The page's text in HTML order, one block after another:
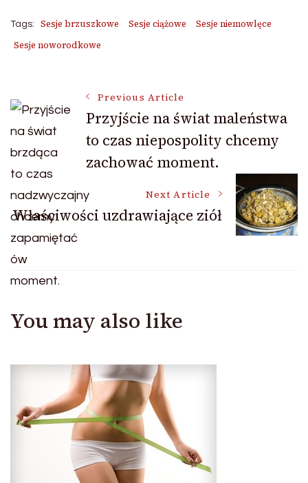
Tags: Sesje brzuszkowe Sesje ciążowe
Sesje niemowlęce
Sesje noworodkowe
Post
Navigation
Previous Article
Przyjście na świat maleństwa
to czas niepospolity chcemy
zachować moment.
Next Article
Właściwości uzdrawiające ziół
You may also like